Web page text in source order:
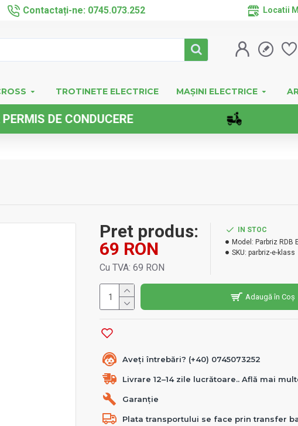
Contactați-ne: 0745.073.252 Locatii
TROTINETE ELECTRICE MAȘINI ELECTRICE
DE CONDUCERE
Pret produs:
69 RON
Cu TVA: 69 RON
IN STOC
Model: Parbriz RDB
SKU: parbriz-e-klass
Adaugă în Coș
Aveți întrebări? (+40) 0745073252
Livrare 12–14 zile lucrătoare.. Află mai
Garanție
Plata transportului se face prin transfer